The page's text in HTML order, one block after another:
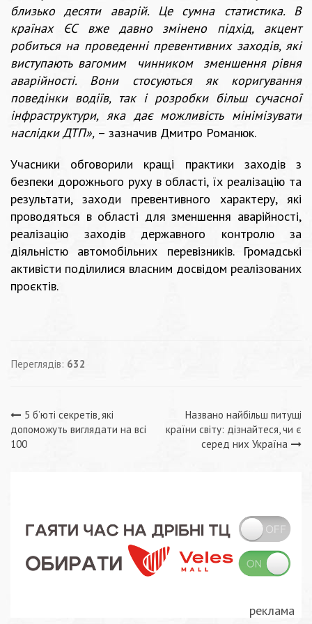
близько десяти аварій. Це сумна статистика. В
країнах ЄС вже давно змінено підхід, акцент
робиться на проведенні превентивних заходів, які
виступають вагомим чинником зменшення рівня
аварійності. Вони стосуються як коригування
поведінки водіїв, так і розробки більш сучасної
інфраструктури, яка дає можливість мінімізувати
наслідки ДТП», – зазначив Дмитро Романюк.
Учасники обговорили кращі практики заходів з
безпеки дорожнього руху в області, їх реалізацію та
результати, заходи превентивного характеру, які
проводяться в області для зменшення аварійності,
реалізацію заходів державного контролю за
діяльністю автомобільних перевізників. Громадські
активісти поділилися власним досвідом реалізованих
проєктів.
Переглядів: 632
Навігація
записів
5 б’юті секретів, які
допоможуть виглядати на всі
100
Названо найбільш питущі
країни світу: дізнайтеся, чи є
серед них Україна